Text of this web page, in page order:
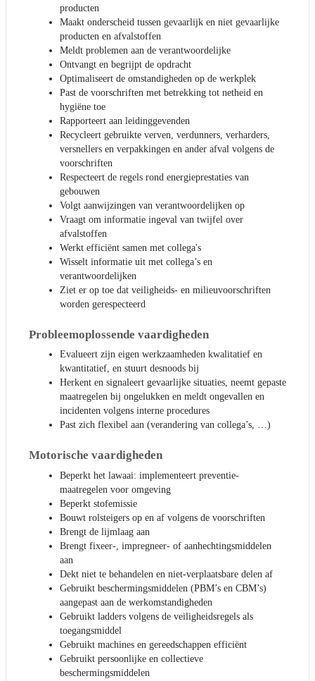
producten
Maakt onderscheid tussen gevaarlijk en niet gevaarlijke
producten en afvalstoffen
Meldt problemen aan de verantwoordelijke
Ontvangt en begrijpt de opdracht
Optimaliseert de omstandigheden op de werkplek
Past de voorschriften met betrekking tot netheid en
hygiëne toe
Rapporteert aan leidinggevenden
Recycleert gebruikte verven, verdunners, verharders,
versnellers en verpakkingen en ander afval volgens de
voorschriften
Respecteert de regels rond energieprestaties van
gebouwen
Volgt aanwijzingen van verantwoordelijken op
Vraagt om informatie ingeval van twijfel over
afvalstoffen
Werkt efficiënt samen met collega's
Wisselt informatie uit met collega’s en
verantwoordelijken
Ziet er op toe dat veiligheids- en milieuvoorschriften
worden gerespecteerd
Probleemoplossende vaardigheden
Evalueert zijn eigen werkzaamheden kwalitatief en
kwantitatief, en stuurt desnoods bij
Herkent en signaleert gevaarlijke situaties, neemt gepaste
maatregelen bij ongelukken en meldt ongevallen en
incidenten volgens interne procedures
Past zich flexibel aan (verandering van collega’s, …)
Motorische vaardigheden
Beperkt het lawaai: implementeert preventie-
maatregelen voor omgeving
Beperkt stofemissie
Bouwt rolsteigers op en af volgens de voorschriften
Brengt de lijmlaag aan
Brengt fixeer-, impregneer- of aanhechtingsmiddelen
aan
Dekt niet te behandelen en niet-verplaatsbare delen af
Gebruikt beschermingsmiddelen (PBM’s en CBM’s)
aangepast aan de werkomstandigheden
Gebruikt ladders volgens de veiligheidsregels als
toegangsmiddel
Gebruikt machines en gereedschappen efficiënt
Gebruikt persoonlijke en collectieve
beschermingsmiddelen